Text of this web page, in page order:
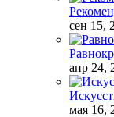
сен 15,
апр 24,
мая 16,